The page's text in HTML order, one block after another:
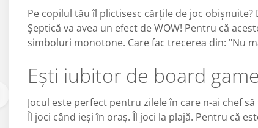
Pe copilul tău îl plictisesc cărțile de joc
Șeptică va avea un efect de WOW! Pentru că
simboluri monotone. Care fac trecerea din: "Nu
Ești iubitor de board
Jocul este perfect pentru zilele în care n-ai chef
Îl joci când ieși în oraș. Îl joci la plajă. Pentru că